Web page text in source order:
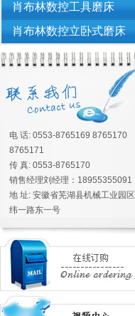
肖布林数控工具磨床
肖布林数控立卧式磨床
电 话: 0553-8765169 8765170
8765171
传 真: 0553-8765170
销售经理刘经理：18955355091
地 址: 安徽省芜湖县机械工业园区
纬一路东一号